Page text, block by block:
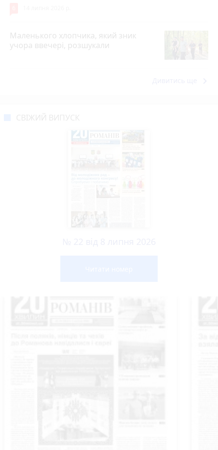
Маленького хлопчика, який зник
учора ввечері, розшукали